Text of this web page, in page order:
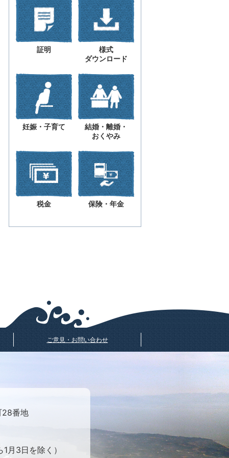
証明
様式
ダウンロード
妊娠・子育て
結婚・離婚・
おくやみ
税金 保険・年金
ご意見・お問い合わせ
28番地
月3日を除く）